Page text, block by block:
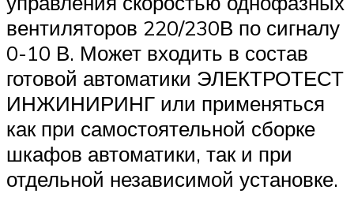
вентиляторов 220/230В по сигналу
0-10 В. Может входить в состав
готовой автоматики ЭЛЕКТРОТЕСТ
ИНЖИНИРИНГ или применяться
как при самостоятельной сборке
шкафов автоматики, так и при
отдельной независимой установке.